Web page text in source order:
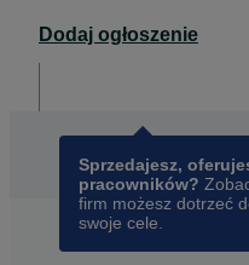
Dodaj ogłoszenie
Sprzedajesz,
pracowników?
firm możesz dotrzeć
swoje cele.